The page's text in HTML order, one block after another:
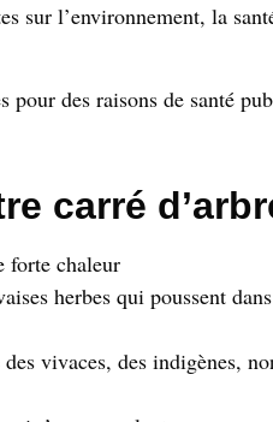
sur l’environnement, la
pour des raisons de santé
carré
forte chaleur
herbes qui poussent
vivaces, des indigènes,